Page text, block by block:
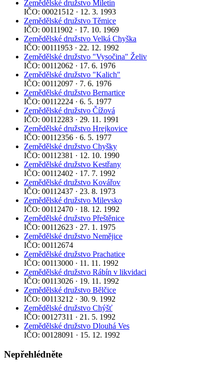
Zemědělské družstvo Miletín
IČO: 00021512 · 12. 3. 1993
Zemědělské družstvo Těmice
IČO: 00111902 · 17. 10. 1969
Zemědělské družstvo Velká Chyška
IČO: 00111953 · 22. 12. 1992
Zemědělské družstvo "Vysočina" Želiv
IČO: 00112062 · 17. 6. 1976
Zemědělské družstvo "Kalich"
IČO: 00112097 · 7. 6. 1976
Zemědělské družstvo Bernartice
IČO: 00112224 · 6. 5. 1977
Zemědělské družstvo Čížová
IČO: 00112283 · 29. 11. 1991
Zemědělské družstvo Hrejkovice
IČO: 00112356 · 6. 5. 1977
Zemědělské družstvo Chyšky
IČO: 00112381 · 12. 10. 1990
Zemědělské družstvo Kestřany
IČO: 00112402 · 17. 7. 1992
Zemědělské družstvo Kovářov
IČO: 00112437 · 23. 8. 1973
Zemědělské družstvo Milevsko
IČO: 00112470 · 18. 12. 1992
Zemědělské družstvo Přeštěnice
IČO: 00112623 · 27. 1. 1975
Zemědělské družstvo Nemějice
IČO: 00112674
Zemědělské družstvo Prachatice
IČO: 00113000 · 11. 11. 1992
Zemědělské družstvo Rábín v likvidaci
IČO: 00113026 · 19. 11. 1992
Zemědělské družstvo Bělčice
IČO: 00113212 · 30. 9. 1992
Zemědělské družstvo Chýšť
IČO: 00127311 · 21. 5. 1992
Zemědělské družstvo Dlouhá Ves
IČO: 00128091 · 15. 12. 1992
Nepřehlédněte